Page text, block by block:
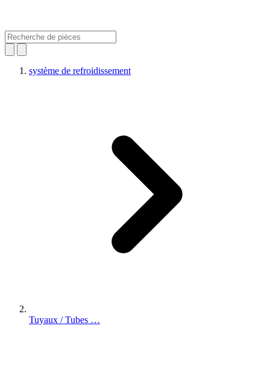
système de refroidissement
Tuyaux / Tubes …